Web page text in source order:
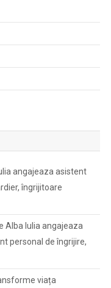
angajeaza asistent
îngrijitoare
Alba Iulia angajeaza
personal de îngrijire,
viața